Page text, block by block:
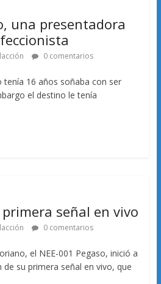
una presentadora
0 comentarios
tenía 16 años soñaba con ser
el destino le tenía
señal en vivo
0 comentarios
el NEE-001 Pegaso, inició a
su primera señal en vivo, que